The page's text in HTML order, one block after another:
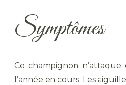
Symptômes
Ce champignon
l’année en cours. Les